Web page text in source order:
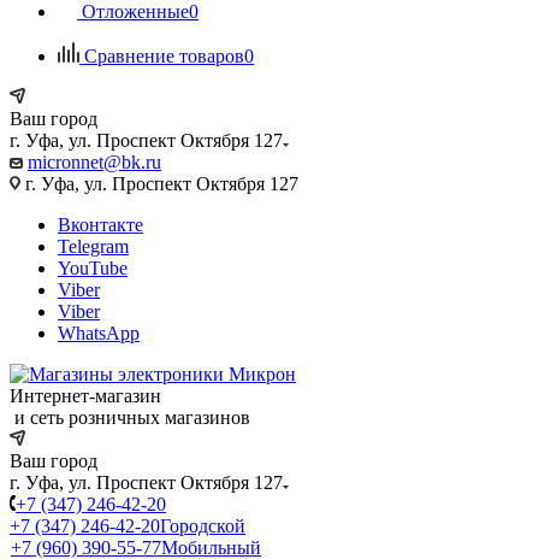
Отложенные0
Сравнение товаров0
Ваш город
г. Уфа, ул. Проспект Октября 127
micronnet@bk.ru
г. Уфа, ул. Проспект Октября 127
Вконтакте
Telegram
YouTube
Viber
Viber
WhatsApp
Интернет-магазин
и сеть розничных магазинов
Ваш город
г. Уфа, ул. Проспект Октября 127
+7 (347) 246-42-20
+7 (347) 246-42-20Городской
+7 (960) 390-55-77Мобильный